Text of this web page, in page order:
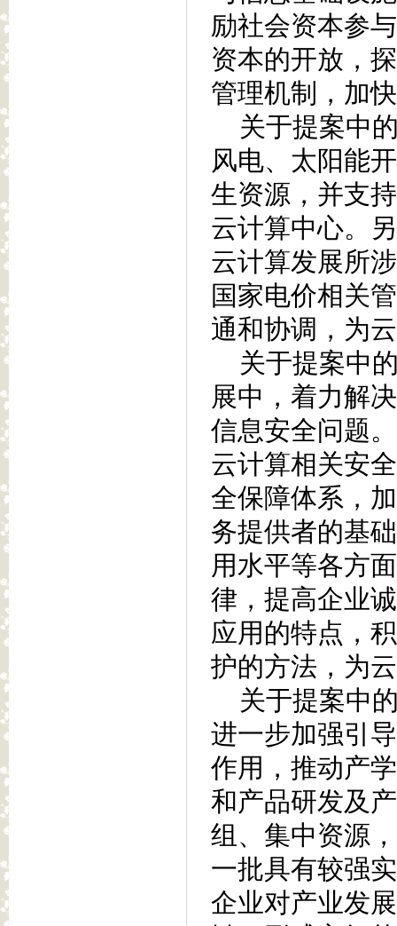
励社会资本参
资本的开放，
管理机制，加
关于提案中
风电、太阳能
生资源，并支
云计算中心。
云计算发展所
国家电价相关
通和协调，为
关于提案中
展中，着力解
信息安全问题
云计算相关安
全保障体系，
务提供者的基
用水平等各方
律，提高企业
应用的特点，
护的方法，为
关于提案中
进一步加强引
作用，推动产
和产品研发及
组、集中资源
一批具有较强
企业对产业发